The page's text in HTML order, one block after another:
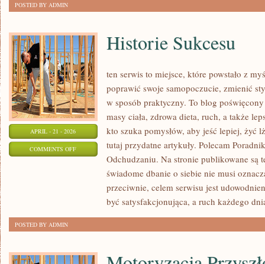
POSTED BY ADMIN
APRIL - 21 - 2026
COMMENTS OFFON
Historie Sukcesu
ten serwis to miejsce, które powstało z
poprawić swoje samopoczucie, zmienić
w sposób praktyczny. To blog
masy ciała, zdrowa dieta, ruch, a także
kto szuka pomysłów, aby jeść lepiej, żyć
tutaj przydatne artykuły. Polecam
Odchudzaniu. Na stronie publikowane są
świadome dbanie o siebie nie musi
przeciwnie, celem serwisu jest
być satysfakcjonująca, a ruch każdego
POSTED BY ADMIN